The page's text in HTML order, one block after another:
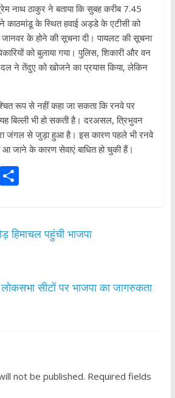
नाथ ठाकुर ने बताया कि सुबह करीब 7.45
काठमांडू के स्थित हवाई अड्डे के एटीसी को
के होने की सूचना दी। पायलट की सूचना
को बुलाया गया। पुलिस, शिकारी और वन
दल ने तेंदुए को खोजने का प्रयास किया, लेकिन
रूप से नहीं कहा जा सकता कि रनवे पर
बिल्ली भी हो सकती है। दरअसल, त्रिभुवन
जंगल से जुड़ा हुआ है। इस कारण पहले भी रनवे
जाने के कारण सेवाएं बाधित हो चुकी हैं।
S
e
हिमाचल पहुंची भाजपा
सीटों पर भाजपा का जागरुकता
not be published. Required fields